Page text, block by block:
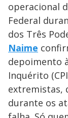
operacional
Federal
dos Três
Naime
depoimento
Inquérito
extremistas,
durante os